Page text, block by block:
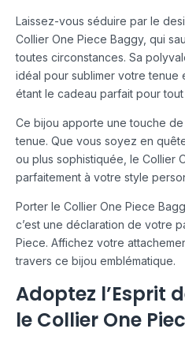
Laissez-vous séduire par le
Collier One Piece Baggy, qui
toutes circonstances. Sa
idéal pour sublimer votre tenue
étant le cadeau parfait pour
Ce bijou apporte une touche
tenue. Que vous soyez en
ou plus sophistiquée, le Collier
parfaitement à votre style
Porter le Collier One Piece
c’est une déclaration de votre
Piece. Affichez votre
travers ce bijou emblématique.
Adoptez l’Esprit
le Collier One